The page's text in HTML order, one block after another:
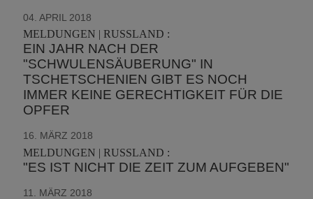
04. APRIL 2018
MELDUNGEN | RUSSLAND :
EIN JAHR NACH DER
"SCHWULENSÄUBERUNG" IN
TSCHETSCHENIEN GIBT ES NOCH
IMMER KEINE GERECHTIGKEIT FÜR DIE
OPFER
16. MÄRZ 2018
MELDUNGEN | RUSSLAND :
"ES IST NICHT DIE ZEIT ZUM AUFGEBEN"
11. MÄRZ 2018